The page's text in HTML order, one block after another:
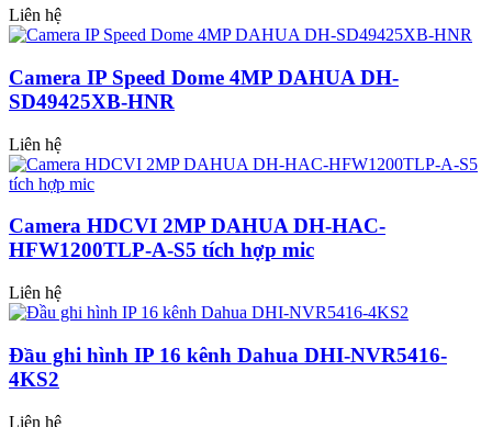
Liên hệ
Camera IP Speed Dome 4MP DAHUA DH-
SD49425XB-HNR
Liên hệ
Camera HDCVI 2MP DAHUA DH-HAC-
HFW1200TLP-A-S5 tích hợp mic
Liên hệ
Đầu ghi hình IP 16 kênh Dahua DHI-NVR5416-
4KS2
Liên hệ